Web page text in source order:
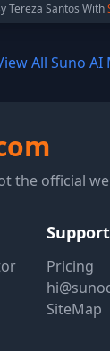
Tereza Santos With
All Suno AI
the official
Support
Pricing
SiteMap